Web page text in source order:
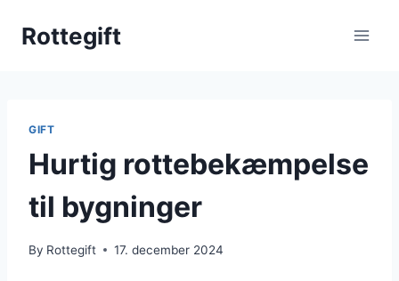
Rottegift
GIFT
Hurtig rottebekæmpelse
til bygninger
By Rottegift 17. december 2024